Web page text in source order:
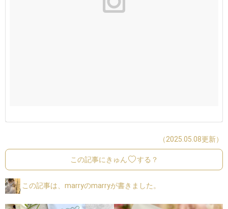
（2025.05.08更新）
この記事にきゅん する？
この記事は、marryのmarryが書きました。